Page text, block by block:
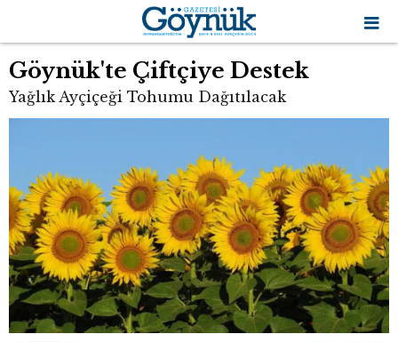
Göynük'te Çiftçiye Destek
Yağlık Ayçiçeği Tohumu Dağıtılacak